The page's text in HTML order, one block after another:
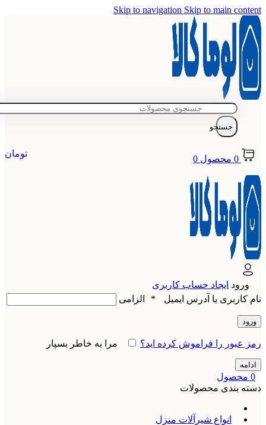
Skip to navigation Skip to main content
جستجو
0 محصول 0
تومان
ورود ایجاد حساب کاربری
نام کاربری یا آدرس ایمیل
* الزامی
ورود
رمز عبور را فراموش کرده اید؟ مرا به خاطر بسپار
ادامه
0 محصول
دسته بندی محصولات
انواع شیرآلات منزل